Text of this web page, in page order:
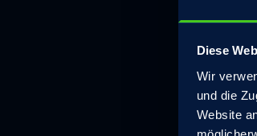
Diese
Wir
und die
Website